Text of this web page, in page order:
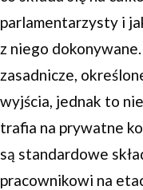
parlamentarzysty i
z niego
zasadnicze,
wyjścia, jednak to
trafia na prywatne
są standardowe
pracownikowi na